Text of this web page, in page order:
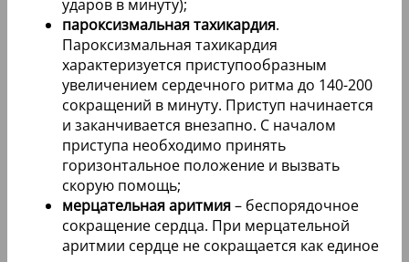
ударов в минуту);
пароксизмальная тахикардия.
Пароксизмальная тахикардия
характеризуется приступообразным
увеличением сердечного ритма до 140-200
сокращений в минуту. Приступ начинается
и заканчивается внезапно. С началом
приступа необходимо принять
горизонтальное положение и вызвать
скорую помощь;
мерцательная аритмия– беспорядочное
сокращение сердца. При мерцательной
аритмии сердце не сокращается как единое